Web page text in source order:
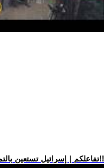
.. تفاعلكم | إسرائيل تستعين بالتماسيح ضد الأسرى الفلسطينيين!!